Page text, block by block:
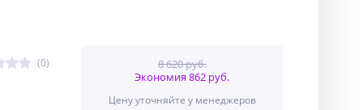
(0)
8 620 руб.
Экономия 862 руб.
Цену уточняйте у менеджеров